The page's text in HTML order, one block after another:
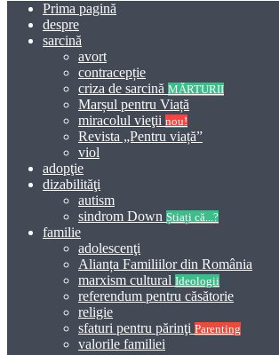
Prima pagină
despre
sarcină
avort
contracepție
criza de sarcină MĂRTURII
Marșul pentru Viață
miracolul vieţii nou!
Revista „Pentru viață”
viol
adopţie
dizabilităţi
autism
sindrom Down Știați că...?
familie
adolescenţi
Alianța Familiilor din România
marxism cultural Ideologii
referendum pentru căsătorie
religie
sfaturi pentru părinţi Parenting
valorile familiei